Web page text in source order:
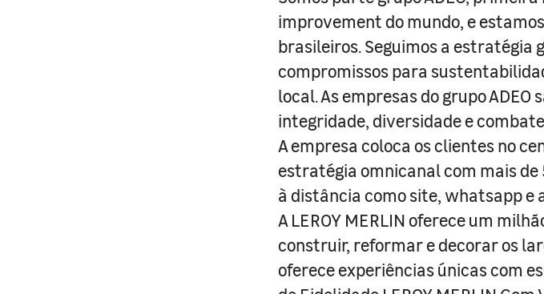
improvement do mundo, e
brasileiros. Seguimos a estratégia
compromissos para
local. As empresas do grupo
integridade, diversidade e
A empresa coloca os clientes no
estratégia omnicanal com mais de
à distância como site, whatsapp e
A LEROY MERLIN oferece um
construir, reformar e decorar os
oferece experiências únicas com